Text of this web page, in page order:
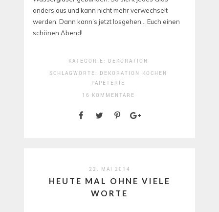
anders aus und kann nicht mehr verwechselt
werden. Dann kann’s jetzt losgehen… Euch einen
schönen Abend!
KATEGORIE: DEKORATION
SCHLAGWORTE: DEKORATION
KOCHEN
PAPETERIE
16 KOMMENTARE
22. MAI 2014
HEUTE MAL OHNE VIELE
WORTE